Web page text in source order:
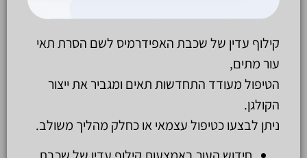
קילוף עדין של שכבת האפידרמיס לשם הסרת תאי
עור מתים,
הטיפול מעודד התחדשות תאים ומגביר את ייצור
הקולגן.
ניתן לבצעו כטיפול עצמאי או כחלק מהליך משולב.